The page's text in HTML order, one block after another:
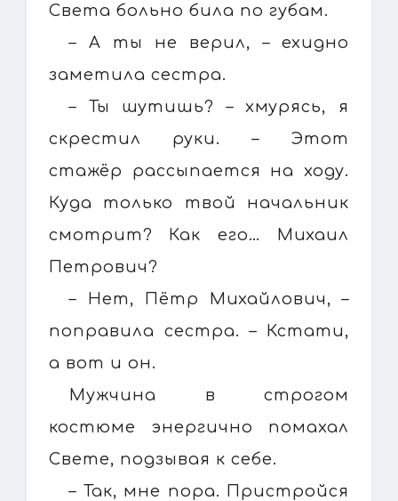
Света больно била по губам.
– А ты не верил, – ехидно
заметила сестра.
– Ты шутишь? – хмурясь, я
скрестил руки. – Этот
стажёр рассыпается на ходу.
Куда только твой начальник
смотрит? Как его… Михаил
Петрович?
– Нет, Пётр Михайлович, –
поправила сестра. – Кстати,
а вот и он.
Мужчина в строгом
костюме энергично помахал
Свете, подзывая к себе.
– Так, мне пора. Пристройся